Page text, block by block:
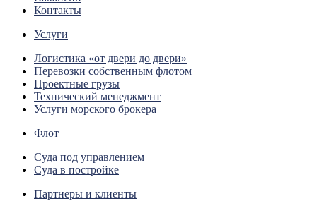
Контакты
Услуги
Логистика «от двери до двери»
Перевозки собственным флотом
Проектные грузы
Технический менеджмент
Услуги морского брокера
Флот
Суда под управлением
Суда в постройке
Партнеры и клиенты